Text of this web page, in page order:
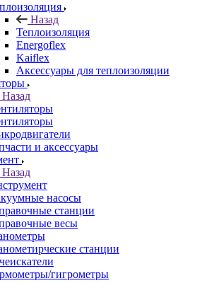
Назад
Теплоизоляция
Energoflex
Kaiflex
Аксессуары для теплоизоляции
Назад
и аксессуары
Назад
насосы
станции
весы
станции
гигрометры